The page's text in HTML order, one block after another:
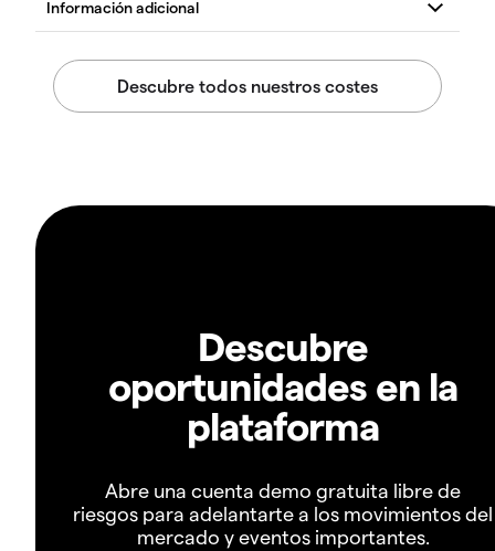
Descubre
oportunidades en la
plataforma
Abre una cuenta demo gratuita libre de
riesgos para adelantarte a los movimientos del
mercado y eventos importantes.